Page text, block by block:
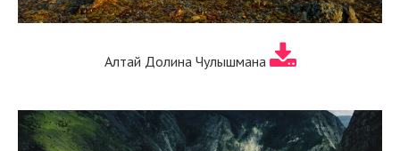
Алтай Долина Чулышмана